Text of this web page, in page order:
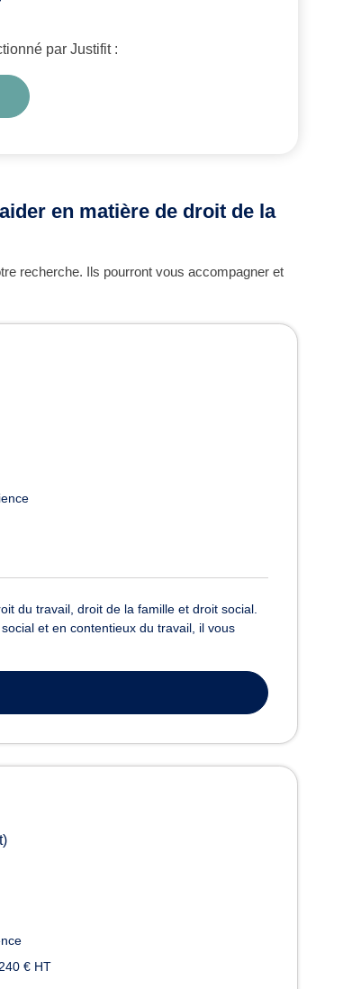
par Justifit :
en matière de droit de la
recherche. Ils pourront vous accompagner et
du travail, droit de la famille et droit social.
et en contentieux du travail, il vous
€ HT